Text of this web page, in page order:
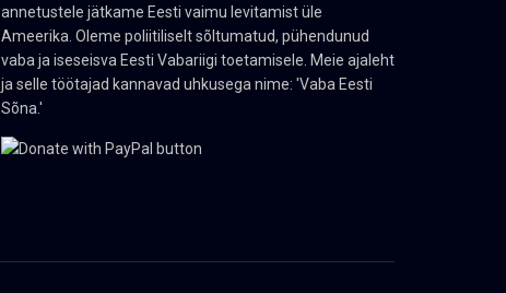
annetustele jätkame Eesti vaimu levitamist üle
Ameerika. Oleme poliitiliselt sõltumatud, pühendunud
vaba ja iseseisva Eesti Vabariigi toetamisele. Meie ajaleht
ja selle töötajad kannavad uhkusega nime: 'Vaba Eesti
Sõna.'